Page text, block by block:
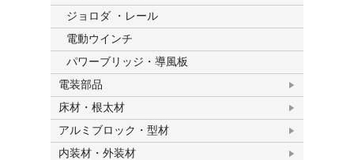
ジョロダ ・レール
電動ウインチ
パワーブリッジ・導風板
電装部品
床材・根太材
アルミブロック・型材
内装材・外装材